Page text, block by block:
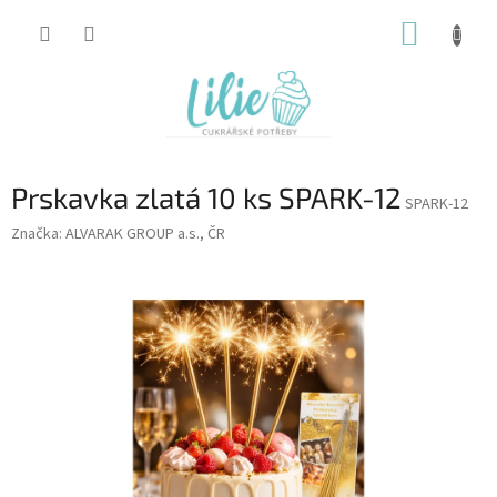
Prskavka zlatá 10 ks SPARK-12 SPARK-12
Značka: ALVARAK GROUP a.s., ČR